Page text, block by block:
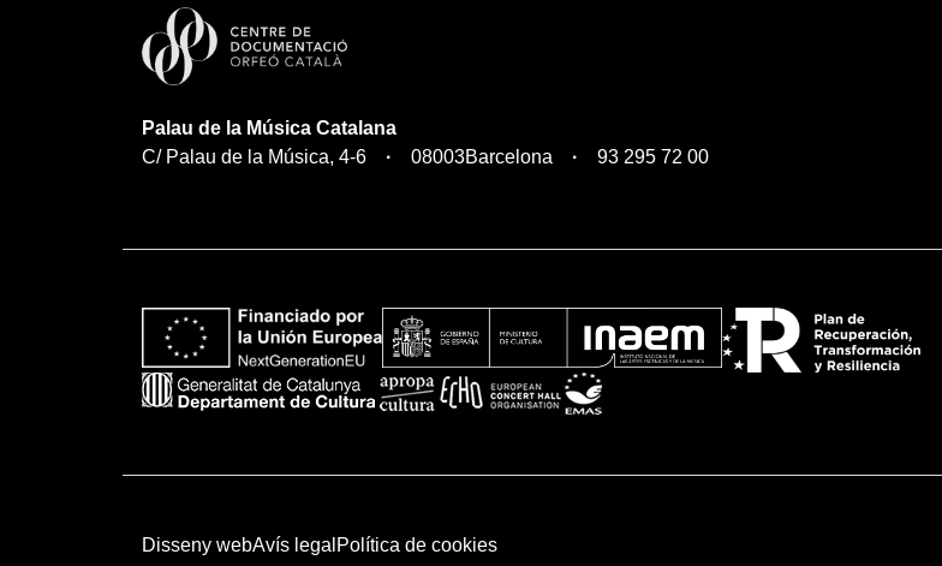
Palau de la Música Catalana
C/ Palau de la Música, 4-6
08003Barcelona 93 295 72 00
Disseny webAvís legal Política de cookies